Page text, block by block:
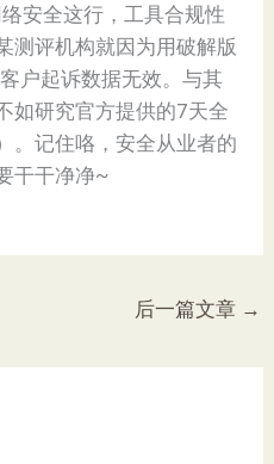
安全这行，工具合规性
测评机构就因为用破解版
户起诉数据无效。与其
如研究官方提供的7天全
。记住咯，安全从业者的
干干净净~
后一篇文章 →